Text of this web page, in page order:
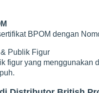
BPOM dengan
Publik Figur
figur yang menggunakan